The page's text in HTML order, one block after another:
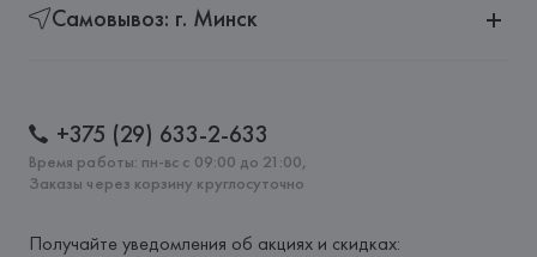
Самовывоз: г. Минск
+375 (29) 633-2-633
Время работы: пн-вс с 09:00 до 21:00,
Заказы через корзину круглосуточно
Получайте уведомления об акциях и скидках: